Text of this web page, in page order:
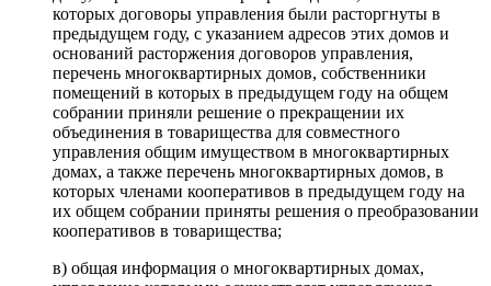
которых договоры управления были расторгнуты в
предыдущем году, с указанием адресов этих домов и
оснований расторжения договоров управления,
перечень многоквартирных домов, собственники
помещений в которых в предыдущем году на общем
собрании приняли решение о прекращении их
объединения в товарищества для совместного
управления общим имуществом в многоквартирных
домах, а также перечень многоквартирных домов, в
которых членами кооперативов в предыдущем году на
их общем собрании приняты решения о преобразовании
кооперативов в товарищества;
в) общая информация о многоквартирных домах,